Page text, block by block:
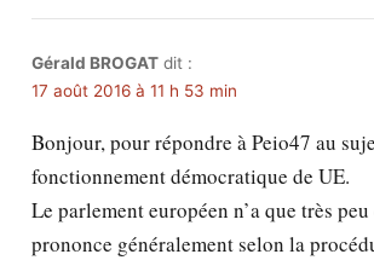
Gérald BROGAT dit :
17 août 2016 à 11 h 53 min
Bonjour, pour répondre à Peio47 au
fonctionnement démocratique de UE.
Le parlement européen n’a que très
prononce généralement selon la